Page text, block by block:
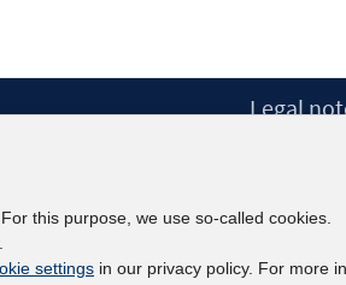
Legal
this purpose, we use so-called cookies.
settings in our privacy policy. For more